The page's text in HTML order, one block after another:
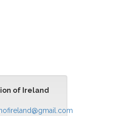
of Ireland